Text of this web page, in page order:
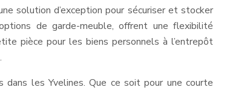
solution d’exception pour sécuriser et stocker
de garde-meuble, offrent une flexibilité
pièce pour les biens personnels à l’entrepôt
les Yvelines. Que ce soit pour une courte